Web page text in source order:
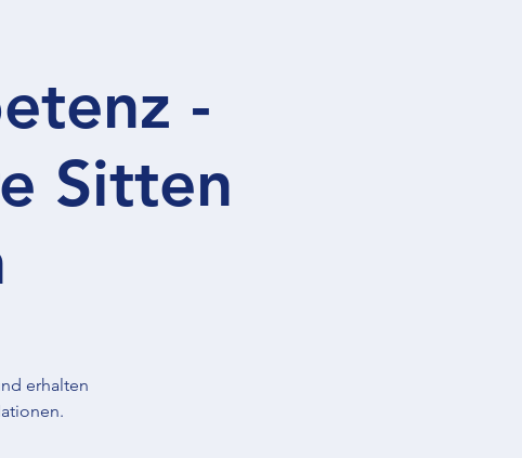
-
Sitten
erhalten